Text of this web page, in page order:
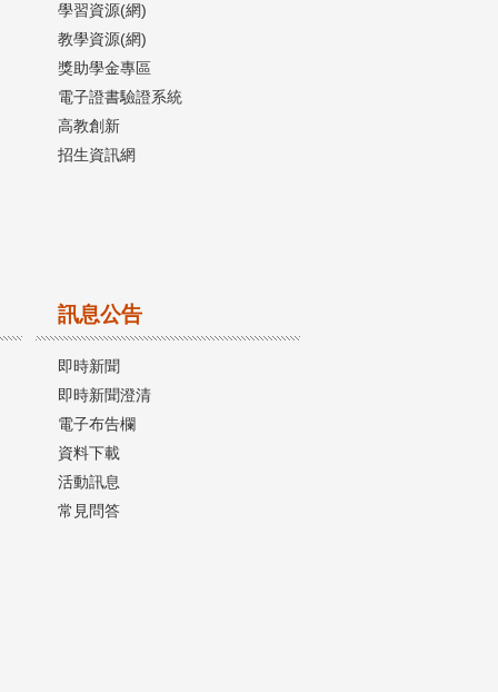
學習資源(網)
教學資源(網)
獎助學金專區
電子證書驗證系統
高教創新
招生資訊網
訊息公告
即時新聞
即時新聞澄清
電子布告欄
資料下載
活動訊息
常見問答